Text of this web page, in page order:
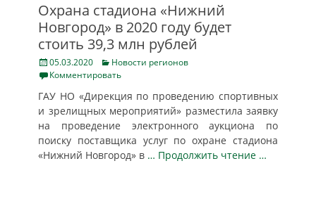
Охрана стадиона «Нижний
Новгород» в 2020 году будет
стоить 39,3 млн рублей
Posted
on
05.03.2020 Categories
Новости регионов
Комментировать
ГАУ НО «Дирекция по проведению спортивных
и зрелищных мероприятий» разместила заявку
на проведение электронного аукциона по
поиску поставщика услуг по охране стадиона
«Нижний Новгород» в … Продолжить чтение …